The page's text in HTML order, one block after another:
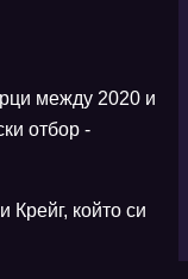
между 2020 и
отбор -
който си